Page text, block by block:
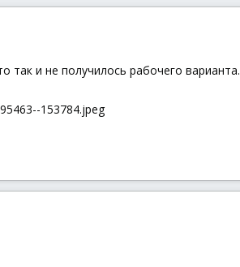
так и не получилось рабочего варианта.
153784.jpeg